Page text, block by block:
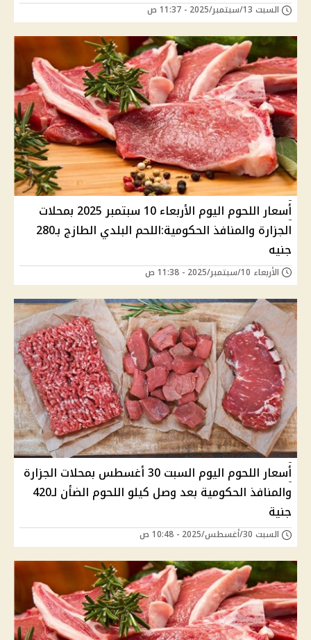
السبت 13/سبتمبر/2025 - 11:37 ص
أسعار اللحوم اليوم الأربعاء 10 سبتمبر 2025 بمحلات
الجزارة والمنافذ الحكومية:اللحم البلدي الطازج بـ280
جنيه
الأربعاء 10/سبتمبر/2025 - 11:38 ص
أسعار اللحوم اليوم السبت 30 أغسطس بمحلات الجزارة
والمنافذ الحكومية بعد وصل كيلو اللحوم الضأن لـ420
جنية
السبت 30/أغسطس/2025 - 10:48 ص